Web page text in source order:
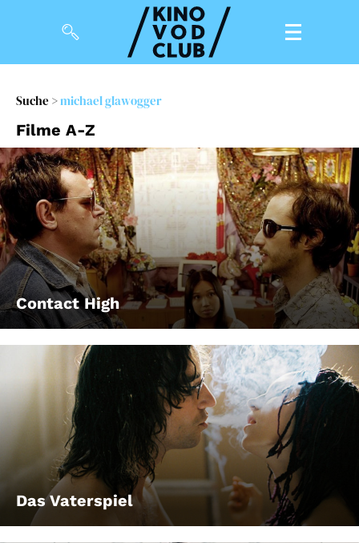
Filme
Magazin
Kuratierungen
Events
So geht’s
Filmpakete
Gutscheine
& Filmpässe
Account
Suche
Suche >michael glawogger
Filme A-Z
Contact High
Das Vaterspiel